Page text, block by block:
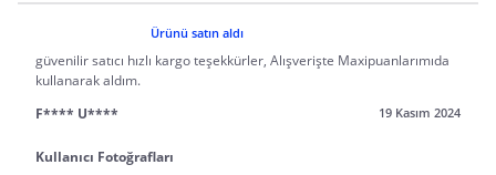
Ürünü satın aldı
güvenilir satıcı hızlı kargo teşekkürler, Alışverişte Maxipuanlarımıda
kullanarak aldım.
F**** U****
19 Kasım 2024
Kullanıcı Fotoğrafları